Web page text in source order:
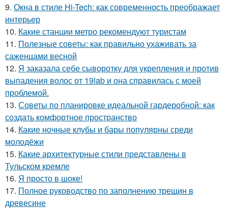
9. Окна в стиле Hi-Tech: как современность преображает
интерьер
10. Какие станции метро рекомендуют туристам
11. Полезные советы: как правильно ухаживать за
саженцами весной
12. Я заказала себе сыворотку для укрепления и против
выпадения волос от 19lab и она справилась с моей
проблемой.
13. Советы по планировке идеальной гардеробной: как
создать комфортное пространство
14. Какие ночные клубы и бары популярны среди
молодёжи
15. Какие архитектурные стили представлены в
Тульском кремле
16. Я просто в шоке!
17. Полное руководство по заполнению трещин в
древесине